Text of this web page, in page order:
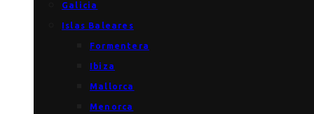
Galicia
Islas Baleares
Formentera
Ibiza
Mallorca
Menorca